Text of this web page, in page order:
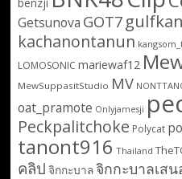
Getsunova GOT7
kachanontanun
LOMOSONIC mariewaf12
MewSuppasitStudio MV
oat_pramote Onlyjamesji
Peckpalitchoke Polycat
tanont916 Thailand
คลิป จิกกะบาลจิกกะบาลเส